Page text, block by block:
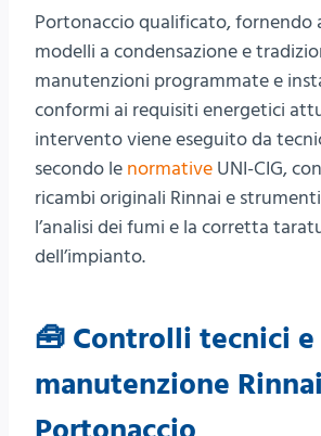
Portonaccio qualificato, fornendo
modelli a condensazione e
manutenzioni programmate e
conformi ai requisiti energetici
intervento viene eseguito da
secondo le normative UNI-CIG,
ricambi originali Rinnai e
l’analisi dei fumi e la corretta
dell’impianto.
🧰 Controlli tecnici e
manutenzione Rinnai